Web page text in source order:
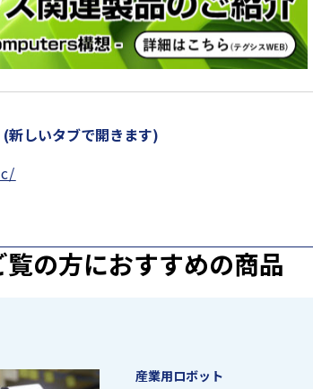
(新しいタブで開きます)
覧の方におすすめの商品
産業用ロボット